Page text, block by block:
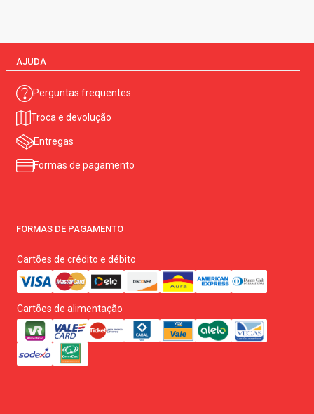
AJUDA
Perguntas frequentes
Troca e devolução
Entregas
Formas de pagamento
FORMAS DE PAGAMENTO
Cartões de crédito e débito
Cartões de alimentação